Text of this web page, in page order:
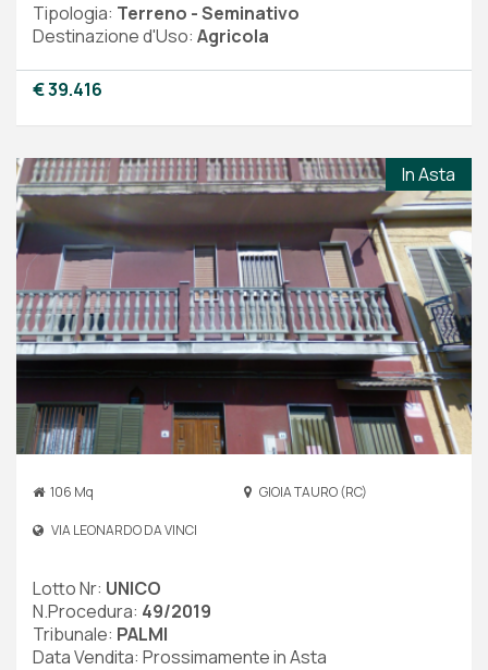
Tipologia: Terreno - Seminativo
Destinazione d'Uso: Agricola
€ 39.416
In Asta
106 Mq GIOIA TAURO (RC)
VIA LEONARDO DA VINCI
Lotto Nr: UNICO
N.Procedura: 49/2019
Tribunale: PALMI
Data Vendita: Prossimamente in Asta